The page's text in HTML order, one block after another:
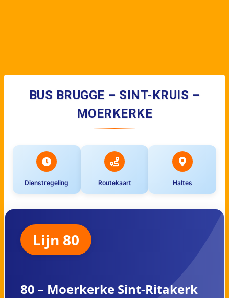
BUS BRUGGE – SINT-KRUIS –
MOERKERKE
Dienstregeling Routekaart Haltes
Lijn 80
80 – Moerkerke Sint-Ritakerk